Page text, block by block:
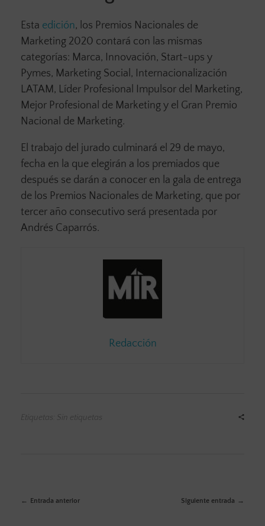
Esta edición, los Premios Nacionales de
Marketing 2020 contará con las mismas
categorías: Marca, Innovación, Start-ups y
Pymes, Marketing Social, Internacionalización
LATAM, Líder Profesional Impulsor del Marketing,
Mejor Profesional de Marketing y el Gran Premio
Nacional de Marketing.
El trabajo del jurado culminará el 29 de mayo,
fecha en la que elegirán a los premiados que
después se darán a conocer en la gala de entrega
de los Premios Nacionales de Marketing, que por
tercer año consecutivo será presentada por
Andrés Caparrós.
Redacción
Etiquetas: Sin etiquetas
Entrada anterior Siguiente entrada